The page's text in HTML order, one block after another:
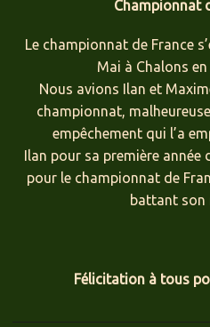
Championnat
Le championnat de France
Mai à Chalons
Nous avions Ilan et
championnat,
empêchement qui l’a
Ilan pour sa première
pour le championnat de
battant son
Félicitation à tous